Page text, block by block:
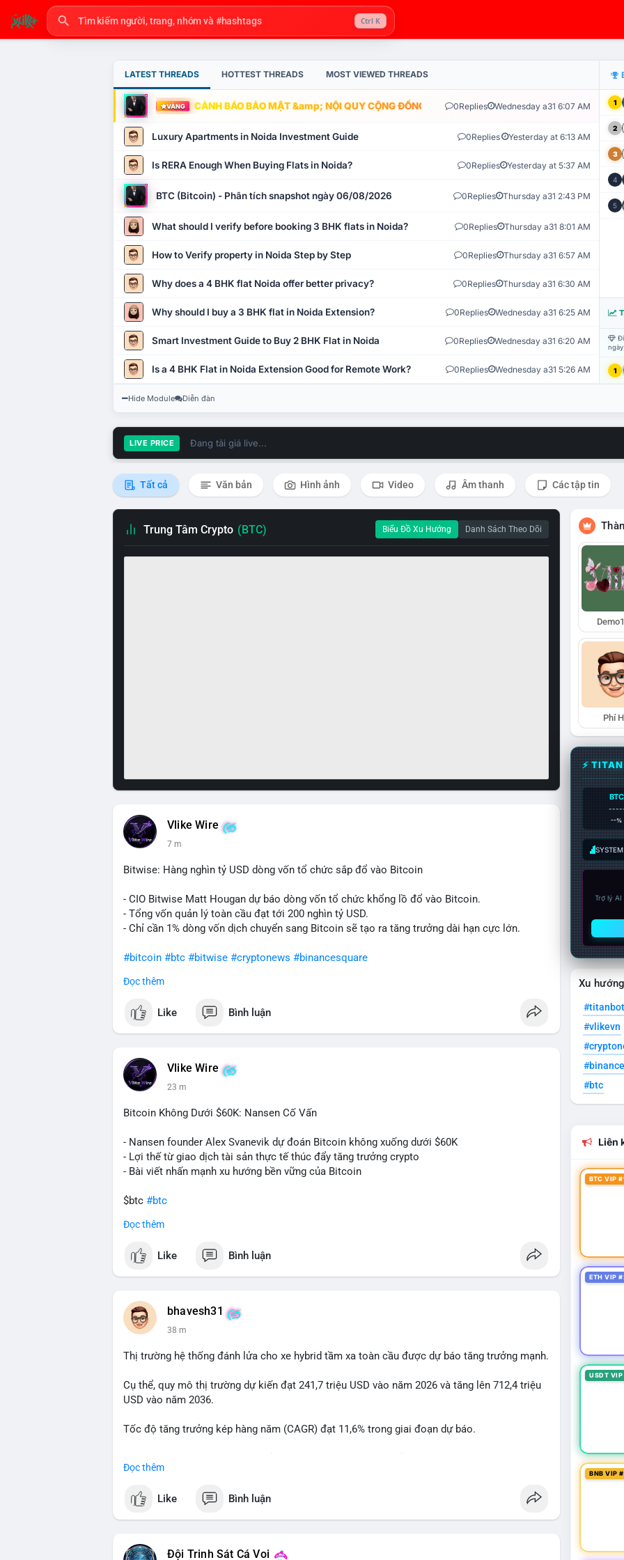
Ctrl K
LATEST THREADS HOTTEST THREADS MOST VIEWED THREADS
VÀNG CẢNH BÁO BẢO MẬT &amp; NỘI QUY CỘNG ĐỒNG VLIKE.VN: HỆ THỐNG GIÁM SÁT TỰ
0Replies Wednesday a31 6:07 AM
Luxury Apartments in Noida Investment Guide 0Replies Yesterday at 6:13 AM
Is RERA Enough When Buying Flats in Noida? 0Replies Yesterday at 5:37 AM
BTC (Bitcoin) - Phân tích snapshot ngày 06/08/2026 0Replies Thursday a31 2:43 PM
What should I verify before booking 3 BHK flats in Noida? 0Replies Thursday a31 8:01 AM
How to Verify property in Noida Step by Step 0Replies Thursday a31 6:57 AM
Why does a 4 BHK flat Noida offer better privacy? 0Replies Thursday a31 6:30 AM
Why should I buy a 3 BHK flat in Noida Extension? 0Replies Wednesday a31 6:25 AM
Smart Investment Guide to Buy 2 BHK Flat in Noida 0Replies Wednesday a31 6:20 AM
Is a 4 BHK Flat in Noida Extension Good for Remote Work? 0Replies Wednesday a31 5:26 AM
1
2
3
4
5
1
Hide Module Diễn đàn
LIVE PRICE Đang tải giá live...
Tất cả Văn bản Hình ảnh Video Âm thanh Các tập tin
Trung Tâm Crypto (BTC) Biểu Đồ Xu Hướng Danh Sách Theo Dõi
Vlike Wire
7 m
Bitwise: Hàng nghìn tỷ USD dòng vốn tổ chức sắp đổ vào Bitcoin
- CIO Bitwise Matt Hougan dự báo dòng vốn tổ chức khổng lồ đổ vào Bitcoin.
- Tổng vốn quản lý toàn cầu đạt tới 200 nghìn tỷ USD.
- Chỉ cần 1% dòng vốn dịch chuyển sang Bitcoin sẽ tạo ra tăng trưởng dài hạn cực lớn.
#bitcoin #btc #bitwise #cryptonews #binancesquare
$btc
#vlikevn #titanbot
Đọc thêm
Like Bình luận
Vlike Wire
23 m
Bitcoin Không Dưới $60K: Nansen Cố Vấn
- Nansen founder Alex Svanevik dự đoán Bitcoin không xuống dưới $60K
- Lợi thế từ giao dịch tài sản thực tế thúc đẩy tăng trưởng crypto
- Bài viết nhấn mạnh xu hướng bền vững của Bitcoin
$btc #btc
#vlikevn
📰 Nguồn: Cointelegraph
Đọc thêm
Like Bình luận
bhavesh31
38 m
Thị trường hệ thống đánh lửa cho xe hybrid tầm xa toàn cầu được dự báo tăng trưởng mạnh.
Cụ thể, quy mô thị trường dự kiến đạt 241,7 triệu USD vào năm 2026 và tăng lên 712,4 triệu
USD vào năm 2036.
Tốc độ tăng trưởng kép hàng năm (CAGR) đạt 11,6% trong giai đoạn dự báo.
Đọc thêm
Like Bình luận
Đội Trinh Sát Cá Voi
Phí
⚡
BTC
--%
Trợ lý
Xu
#titanbot
#vlikevn
#btc
Liên
BTC VIP
ETH VIP
USDT
BNB VIP